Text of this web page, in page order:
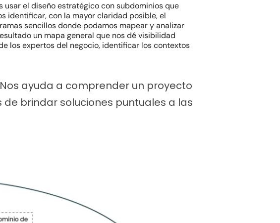
el diseño estratégico con subdominios que
identificar, con la mayor claridad posible, el
sencillos donde podamos mapear y analizar
un mapa general que nos dé visibilidad
los expertos del negocio, identificar los contextos
ayuda a comprender un proyecto
brindar soluciones puntuales a las